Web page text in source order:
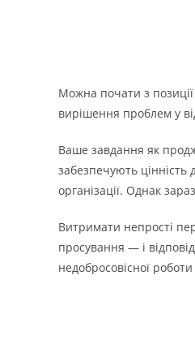
Можна почати з
вирішення проблем у
Ваше завдання як
забезпечують цінність
організації. Однак
Витримати непрості
просування — і
недобросовісної